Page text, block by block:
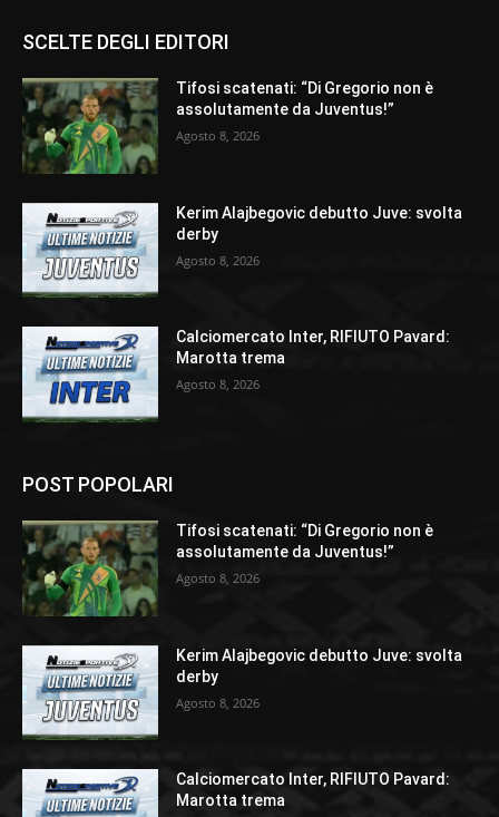
SCELTE DEGLI EDITORI
Tifosi scatenati: “Di Gregorio non è
assolutamente da Juventus!”
Agosto 8, 2026
Kerim Alajbegovic debutto Juve: svolta
derby
Agosto 8, 2026
Calciomercato Inter, RIFIUTO Pavard:
Marotta trema
Agosto 8, 2026
POST POPOLARI
Tifosi scatenati: “Di Gregorio non è
assolutamente da Juventus!”
Agosto 8, 2026
Kerim Alajbegovic debutto Juve: svolta
derby
Agosto 8, 2026
Calciomercato Inter, RIFIUTO Pavard:
Marotta trema